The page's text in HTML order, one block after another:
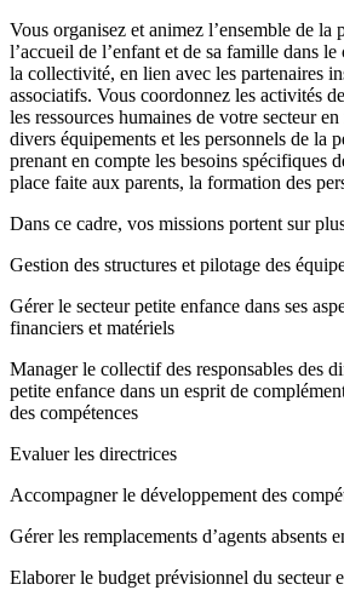
Vous organisez et animez l’ensemble de la
l’accueil de l’enfant et de sa famille dans
la collectivité, en lien avec les partenaires
associatifs. Vous coordonnez les activités
les ressources humaines de votre secteur
divers équipements et les personnels de la
prenant en compte les besoins spécifiques
place faite aux parents, la formation des
Dans ce cadre, vos missions portent sur
Gestion des structures et pilotage des
Gérer le secteur petite enfance dans ses
financiers et matériels
Manager le collectif des responsables des
petite enfance dans un esprit de
des compétences
Evaluer les directrices
Accompagner le développement des
Gérer les remplacements d’agents absents
Elaborer le budget prévisionnel du secteur